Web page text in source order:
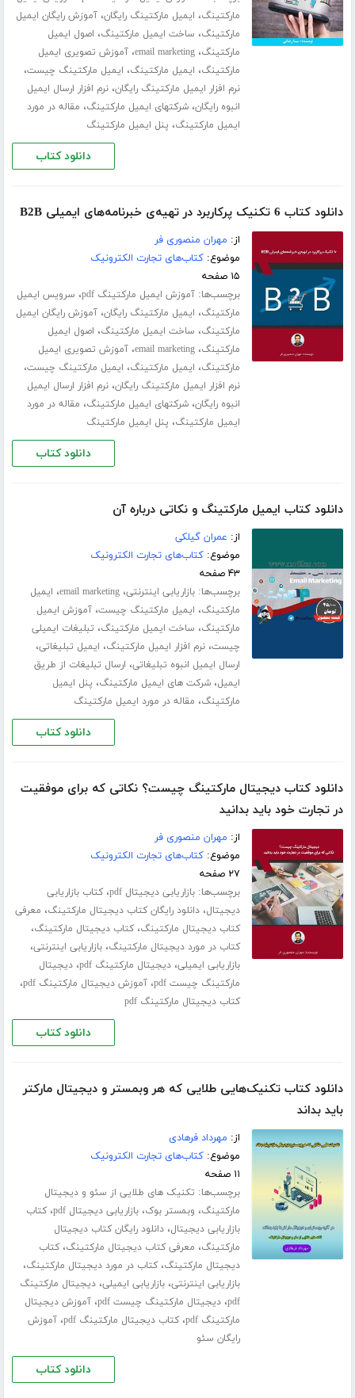
مارکتینگ، ایمیل مارکتینگ رایگان،آموزش رایگان ایمیل
مارکتینگ، ساخت ایمیل مارکتینگ، اصول ایمیل
مارکتینگ،email marketing،آموزش تصویری ایمیل
مارکتینگ، ایمیل مارکتینگ، ایمیل مارکتینگ چیست،
نرم افزار ایمیل مارکتینگ رایگان،نرم افزار ارسال ایمیل
انبوه رایگان،شرکتهای ایمیل مارکتینگ، مقاله در مورد
ایمیل مارکتینگ، پنل ایمیل مارکتینگ
دانلود کتاب
دانلود کتاب 6 تکنیک پرکاربرد در تهیه‌ی خبرنامه‌های ایمیلی B2B
از: مهران منصوری فر
موضوع:کتاب‌های تجارت الکترونیک
۱۵ صفحه
برچسب‌ها:آموزش ایمیل مارکتینگ pdf ، سرویس ایمیل
مارکتینگ، ایمیل مارکتینگ رایگان،آموزش رایگان ایمیل
مارکتینگ، ساخت ایمیل مارکتینگ، اصول ایمیل
مارکتینگ،email marketing،آموزش تصویری ایمیل
مارکتینگ، ایمیل مارکتینگ، ایمیل مارکتینگ چیست،
نرم افزار ایمیل مارکتینگ رایگان،نرم افزار ارسال ایمیل
انبوه رایگان،شرکتهای ایمیل مارکتینگ، مقاله در مورد
ایمیل مارکتینگ، پنل ایمیل مارکتینگ
دانلود کتاب
دانلود کتاب ایمیل مارکتینگ و نکاتی درباره آن
از: عمران گیلکی
موضوع:کتاب‌های تجارت الکترونیک
۴۳ صفحه
برچسب‌ها:بازاریابی اینترنتی،email marketing، ایمیل
مارکتینگ، ایمیل مارکتینگ چیست،آموزش ایمیل
مارکتینگ، ساخت ایمیل مارکتینگ، تبلیغات ایمیلی
چیست،نرم افزار ایمیل مارکتینگ، ایمیل تبلیغاتی،
ارسال ایمیل انبوه تبلیغاتی، ارسال تبلیغات از طریق
ایمیل،شرکت های ایمیل مارکتینگ، پنل ایمیل
مارکتینگ، مقاله در مورد ایمیل مارکتینگ
دانلود کتاب
دانلود کتاب دیجیتال مارکتینگ چیست؟ نکاتی که برای موفقیت
در تجارت خود باید بدانید
از: مهران منصوری فر
موضوع:کتاب‌های تجارت الکترونیک
۲۷ صفحه
برچسب‌ها:بازاریابی دیجیتال pdf ،کتاب بازاریابی
دیجیتال،دانلود رایگان کتاب دیجیتال مارکتینگ، معرفی
کتاب دیجیتال مارکتینگ،کتاب دیجیتال مارکتینگ،
کتاب در مورد دیجیتال مارکتینگ،بازاریابی اینترنتی،
بازاریابی ایمیلی،دیجیتال مارکتینگ pdf ،دیجیتال
مارکتینگ چیست pdf
،آموزش دیجیتال مارکتینگ pdf ،
کتاب دیجیتال مارکتینگ pdf
دانلود کتاب
دانلود کتاب تکنیک‌هایی طلایی که هر وبمستر و دیجیتال مارکتر
باید بداند
از: مهرداد فرهادی
موضوع:کتاب‌های تجارت الکترونیک
۱۱ صفحه
برچسب‌ها: تکنیک های طلایی از سئو و دیجیتال
مارکتینگ، وبمستر بوک،بازاریابی دیجیتال pdf ،کتاب
بازاریابی دیجیتال،دانلود رایگان کتاب دیجیتال
مارکتینگ، معرفی کتاب دیجیتال مارکتینگ،کتاب
دیجیتال مارکتینگ،کتاب در مورد دیجیتال مارکتینگ،
بازاریابی اینترنتی،بازاریابی ایمیلی،دیجیتال مارکتینگ
pdf،دیجیتال مارکتینگ چیست pdf ،آموزش دیجیتال
مارکتینگ pdf
،کتاب دیجیتال مارکتینگ pdf ،آموزش
رایگان سئو
دانلود کتاب